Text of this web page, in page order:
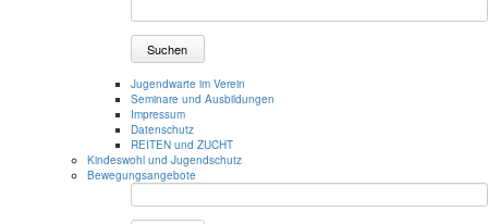
Suchen
Jugendwarte im Verein
Seminare und Ausbildungen
Impressum
Datenschutz
REITEN und ZUCHT
Kindeswohl und Jugendschutz
Bewegungsangebote